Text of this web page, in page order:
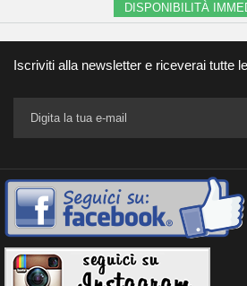
DISPONIBILITÀ
Iscriviti alla newsletter e riceverai tutte